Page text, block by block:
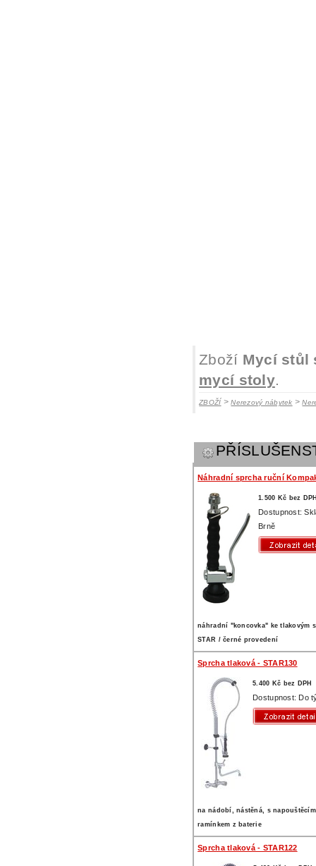
Zboží Mycí stůl
mycí stoly.
ZBOŽÍ>Nerezový nábytek >
Náhradní sprcha ruční
1.500 Kč bez
Dostupnost:
Brně
náhradní "koncovka" ke tlakovým
STAR / černé provedení
Sprcha tlaková - STAR130
5.400 Kč bez DPH
Dostupnost: Do
na nádobí, nástěná, s napouštěcím
ramínkem z baterie
Sprcha tlaková - STAR122